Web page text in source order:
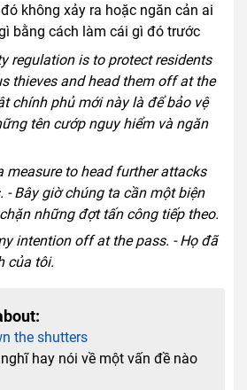
không xảy ra hoặc ngăn cản ai
bằng cách làm cái gì đó trước
regulation is to protect residents
thieves and head them off at the
chính phủ mới này là để bảo vệ
tên cướp nguy hiểm và ngăn
measure to head further attacks
- Bây giờ chúng ta cần một biện
những đợt tấn công tiếp theo.
intention off at the pass. - Họ đã
của tôi.
the shutters
hay nói về một vấn đề nào